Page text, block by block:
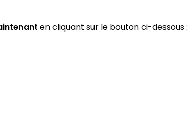
en cliquant sur le bouton ci-dessous :